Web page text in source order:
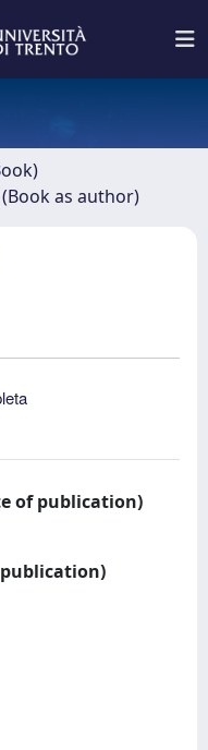
as author)
of publication)
publication)